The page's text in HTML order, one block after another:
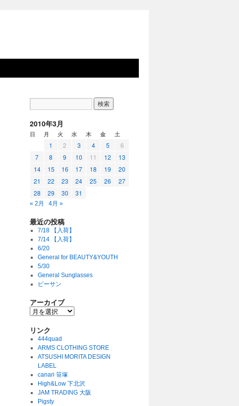
2010年3月
日 月 火 水 木 金 土
1 2 3 4 5
6
7
8 9 10 11 12
13
14
15 16 17 18 19
20
21
22 23 24 25 26
27
28
29 30 31
« 2月 4月 »
最近の投稿
7/18 【入荷】
7/14 【入荷】
6/20
General for BEAUTY&YOUTH
5/30
General Sunglasses
ビーサン
アーカイブ
リンク
444quad
ARMS CLOTHING STORE
ATSUSHI MORITA DESIGN
LABEL
canari 笹塚
High&Low 下北沢
JAM TRADING 大阪
Pigsty